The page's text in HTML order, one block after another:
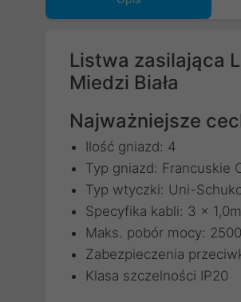
Listwa zasilająca
Miedzi Biała
Najważniejsze
Ilość gniazd: 4
Typ gniazd: Francuskie
Typ wtyczki: Uni-
Specyfika kabli: 3 x
Maks. pobór mocy:
Zabezpieczenia
Klasa szczelności IP20